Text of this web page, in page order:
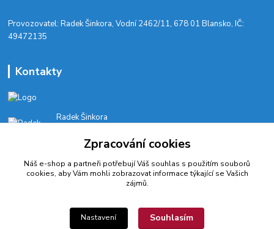
​Provozovatel: Radek Šinkora, Vodní 2462/11, 678 01 Blansko, IČ:
49472135
Kontakty
Radek Šinkora
E-SHOP: Po-Pá, 8-17 hod.
cyklobikesport@seznam.cz
Zpracování cookies
Náš e-shop a partneři potřebují Váš souhlas s použitím souborů
cookies, aby Vám mohli zobrazovat informace týkající se Vašich
zájmů.
Nastavení Souhlasím